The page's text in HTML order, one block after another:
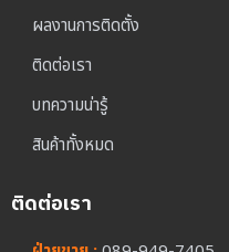
ผลงานการติดตั้ง
ติดต่อเรา
บทความน่ารู้
สินค้าทั้งหมด
ติดต่อเรา